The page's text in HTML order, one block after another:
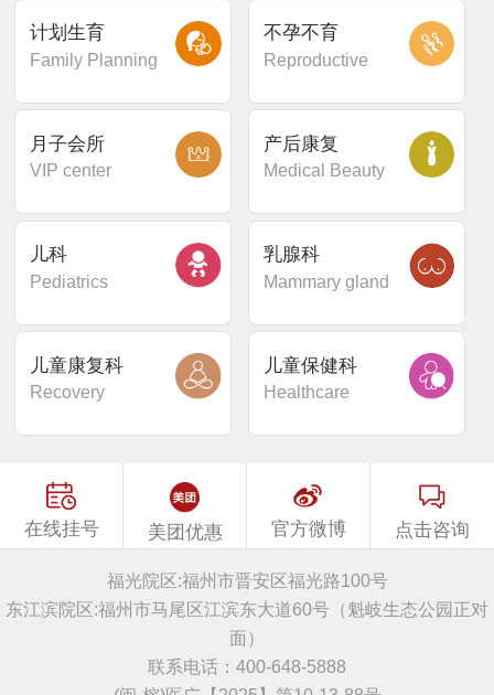
计划生育
Family Planning
不孕不育
Reproductive
月子会所
VIP center
产后康复
Medical Beauty
儿科
Pediatrics
乳腺科
Mammary gland
儿童康复科
Recovery
儿童保健科
Healthcare
在线挂号 美团优惠 官方微博 点击咨询
福光院区:福州市晋安区福光路100号
东江滨院区:福州市马尾区江滨东大道60号（魁岐生态公园正对
面）
联系电话：400-648-5888